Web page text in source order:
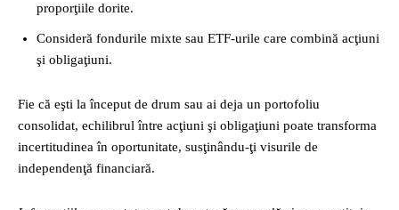
proporţiile dorite.
Consideră fondurile mixte sau ETF-urile care combină acţiuni
şi obligaţiuni.
Fie că eşti la început de drum sau ai deja un portofoliu
consolidat, echilibrul între acţiuni şi obligaţiuni poate transforma
incertitudinea în oportunitate, susţinându‑ţi visurile de
independenţă financiară.